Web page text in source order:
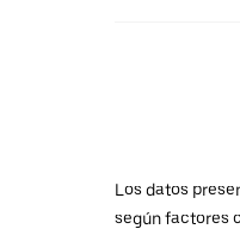
Los datos
según factores